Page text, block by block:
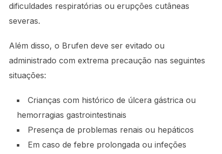
dificuldades respiratórias ou erupções cutâneas
severas.
Além disso, o Brufen deve ser evitado ou
administrado com extrema precaução nas seguintes
situações:
Crianças com histórico de úlcera gástrica ou
hemorragias gastrointestinais
Presença de problemas renais ou hepáticos
Em caso de febre prolongada ou infeções